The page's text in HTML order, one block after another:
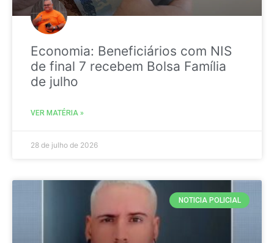
Economia: Beneficiários com NIS
de final 7 recebem Bolsa Família
de julho
VER MATÉRIA »
28 de julho de 2026
NOTICIA POLICIAL